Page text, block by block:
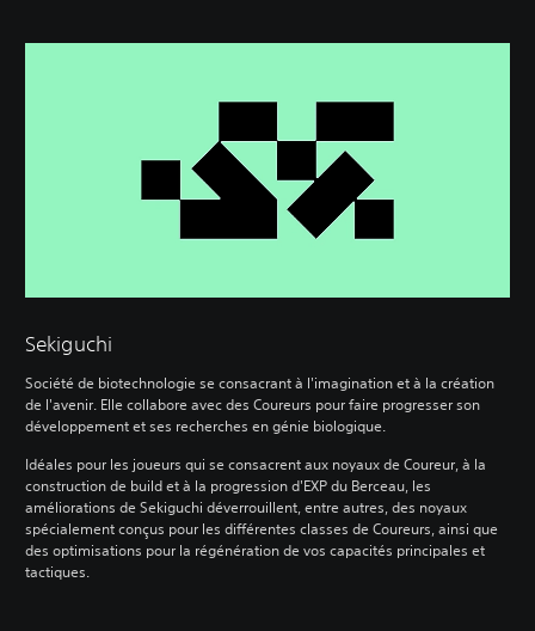
Sekiguchi
Société de biotechnologie se consacrant à l'imagination et à la création
de l'avenir. Elle collabore avec des Coureurs pour faire progresser son
développement et ses recherches en génie biologique.
Idéales pour les joueurs qui se consacrent aux noyaux de Coureur, à la
construction de build et à la progression d'EXP du Berceau, les
améliorations de Sekiguchi déverrouillent, entre autres, des noyaux
spécialement conçus pour les différentes classes de Coureurs, ainsi que
des optimisations pour la régénération de vos capacités principales et
tactiques.